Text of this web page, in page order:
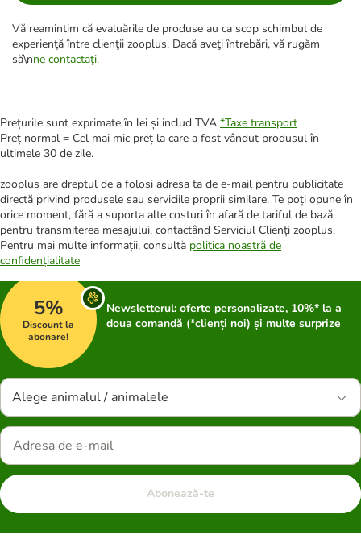
Vă reamintim că evaluările de produse au ca scop schimbul de
experienţă între clienţii zooplus. Dacă aveţi întrebări, vă rugăm
să\nne contactaţi.
Prețurile sunt exprimate în lei și includ TVA *Taxe transport
Preț normal = Cel mai mic preț la care a fost vândut produsul în
ultimele 30 de zile.
zooplus are dreptul de a folosi adresa ta de e-mail pentru publicitate
directă privind produsele sau serviciile proprii similare. Te poți opune în
orice moment, fără a suporta alte costuri în afară de tariful de bază
pentru transmiterea mesajului, contactând Serviciul Clienți zooplus.
Pentru mai multe informații, consultă politica noastră de
confidențialitate
5%
Discount la
abonare!
Newsletterul: oferte personalizate, 10%* la a
doua comandă (*clienți noi) și multe surprize
Alege animalul / animalele
Abonează-te